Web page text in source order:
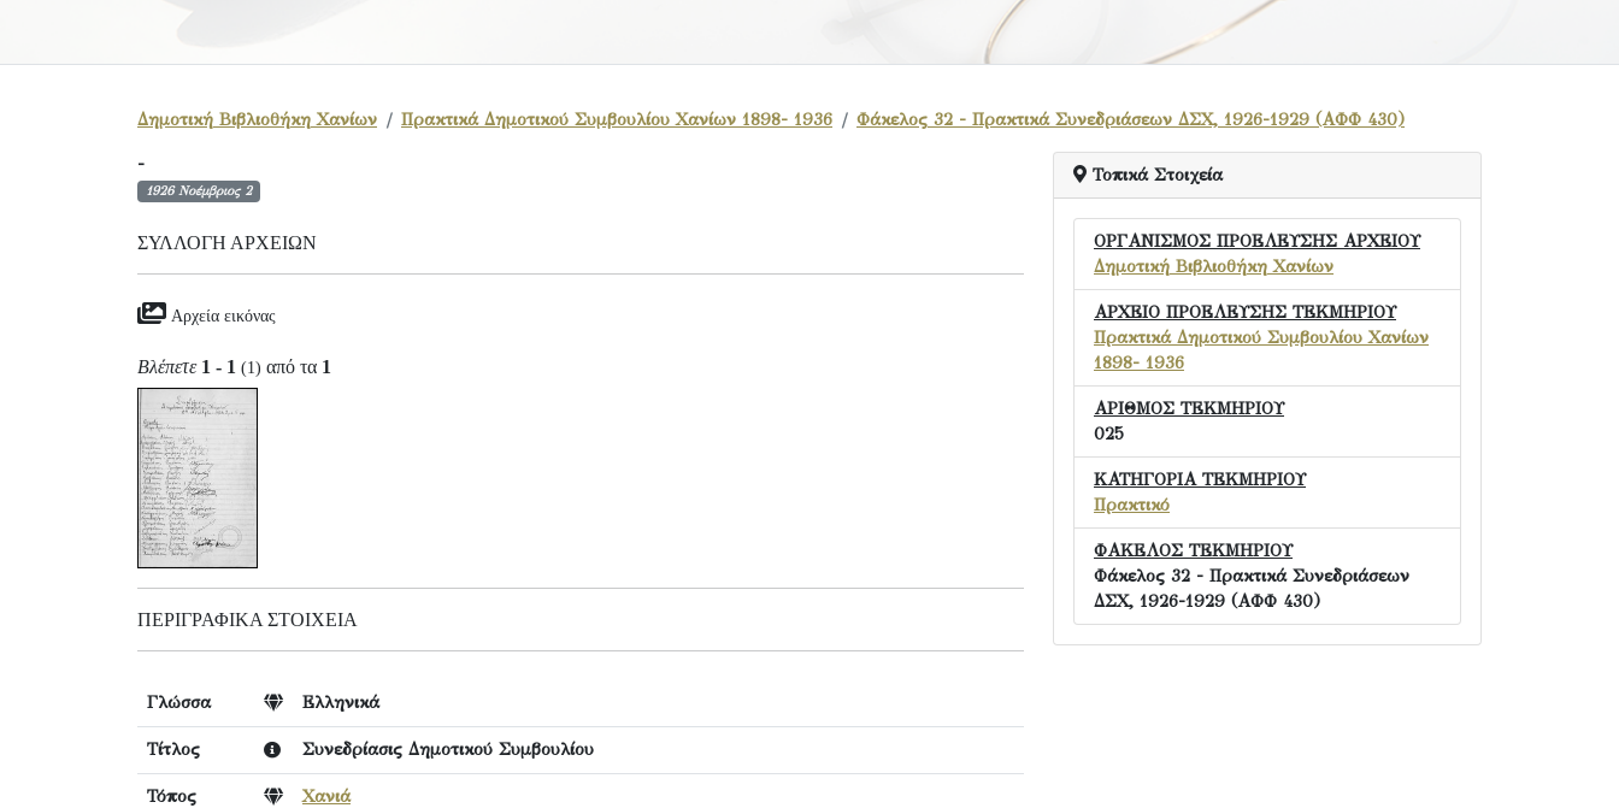
Δημοτική Βιβλιοθήκη Χανίων Πρακτικά Δημοτικού Συμβουλίου Χανίων 1898- 1936 Φάκελος 32 - Πρακτικά Συνεδριάσεων ΔΣΧ, 1926-1929 (ΑΦΦ 430)
-
1926 Νοέμβριος 2
ΣΥΛΛΟΓΉ ΑΡΧΕΊΩΝ
Αρχεία εικόνας
Βλέπετε 1 - 1 (1) από τα 1
ΠΕΡΙΓΡΑΦΙΚΆ ΣΤΟΙΧΕΊΑ
Γλώσσα Ελληνικά
Τίτλος Συνεδρίασις Δημοτικού Συμβουλίου
Τόπος Χανιά
Τοπικά Στοιχεία
ΟΡΓΑΝΙΣΜΟΣ ΠΡΟΕΛΕΥΣΗΣ ΑΡΧΕΙΟΥ
Δημοτική Βιβλιοθήκη Χανίων
ΑΡΧΕΙΟ ΠΡΟΕΛΕΥΣΗΣ ΤΕΚΜΗΡΙΟΥ
Πρακτικά Δημοτικού Συμβουλίου Χανίων
1898- 1936
ΑΡΙΘΜΟΣ ΤΕΚΜΗΡΙΟΥ
025
ΚΑΤΗΓΟΡΙΑ ΤΕΚΜΗΡΙΟΥ
Πρακτικό
ΦΑΚΕΛΟΣ ΤΕΚΜΗΡΙΟΥ
Φάκελος 32 - Πρακτικά Συνεδριάσεων
ΔΣΧ, 1926-1929 (ΑΦΦ 430)